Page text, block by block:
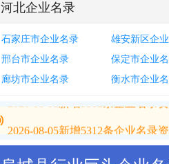
河北企业名录
石家庄市企业名录 雄安新区企
邢台市企业名录
保定市企业
廊坊市企业名录
衡水市企业
新增 条企业名录